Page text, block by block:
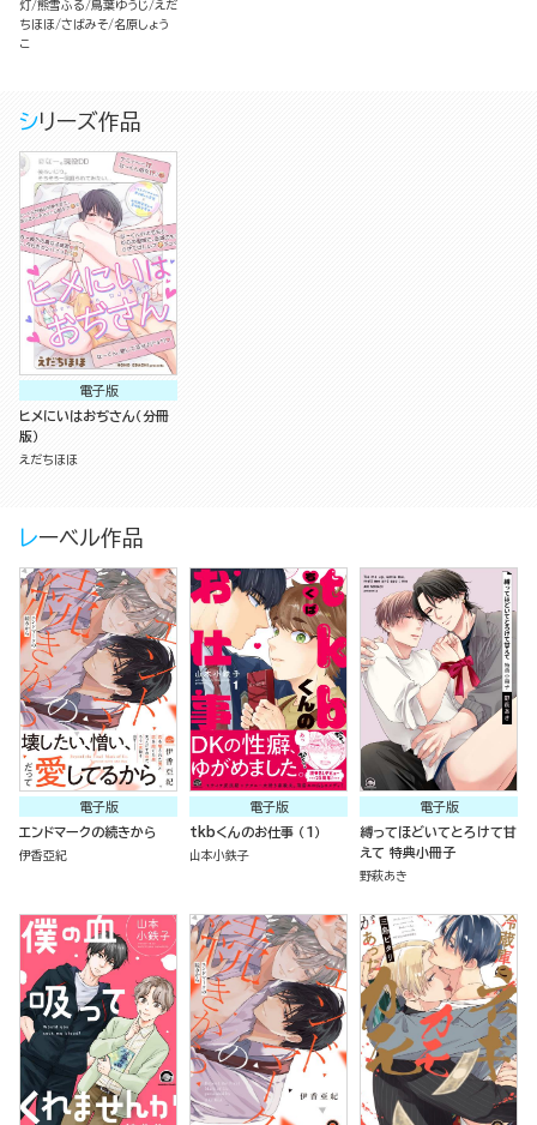
灯 熊雪ふる 鳥葉ゆうじ
えだ
ちほほ さばみそ 名原しょう
こ
シリーズ作品
電子版
ヒメにいはおぢさん（分冊
版）
えだちほほ
レーベル作品
電子版
エンドマークの続きから
伊香亞紀
電子版
tkbくんのお仕事 （1）
山本小鉄子
電子版
縛ってほどいてとろけて甘
えて 特典小冊子
野萩あき